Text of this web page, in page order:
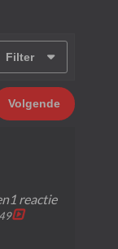
Filter
Volgende
1 reactie